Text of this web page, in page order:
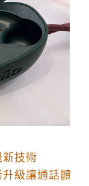
技術
級讓通話體